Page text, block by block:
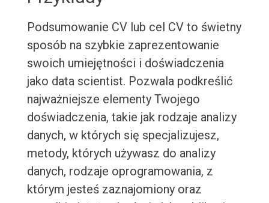
Podsumowanie CV lub cel CV to świetny
sposób na szybkie zaprezentowanie
swoich umiejętności i doświadczenia
jako data scientist. Pozwala podkreślić
najważniejsze elementy Twojego
doświadczenia, takie jak rodzaje analizy
danych, w których się specjalizujesz,
metody, których używasz do analizy
danych, rodzaje oprogramowania, z
którym jesteś zaznajomiony oraz